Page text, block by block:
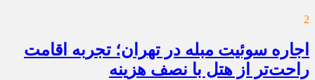
2
اجاره سوئیت مبله در تهران؛ تجربه اقامت
راحت‌تر از هتل با نصف هزینه